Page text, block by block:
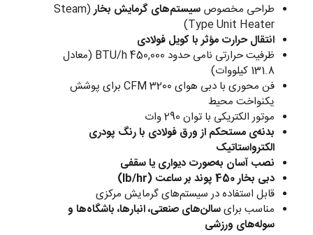
طراحی مخصوص سیستم‌های گرمایش بخار (Steam
Type Unit Heater)
انتقال حرارت مؤثر با کویل فولادی
ظرفیت حرارتی نامی حدود 450,000 BTU/h (معادل
131.8 کیلووات)
فن محوری با دبی هوای 3200 CFM برای پوشش
یکنواخت محیط
موتور الکتریکی با توان 290 وات
بدنه‌ی مستحکم از ورق فولادی با رنگ پودری
الکترواستاتیک
نصب آسان به‌صورت دیواری یا سقفی
دبی بخار 450 پوند بر ساعت (lb/hr)
قابل استفاده در سیستم‌های گرمایش مرکزی
مناسب برایسالن‌های صنعتی، انبارها، باشگاه‌ها و
سوله‌های ورزشی